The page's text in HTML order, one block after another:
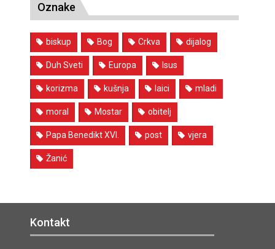
Oznake
biskup Bog Crkva dijalog
Duh Sveti Europa Isus
korizma kušnja laici mladi
moral Mostar obitelj
Papa Benedikt XVI. post vjera
Žanić
Kontakt